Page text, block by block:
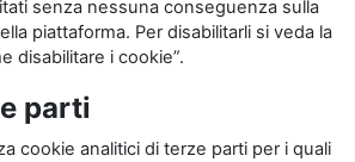
senza nessuna conseguenza sulla
piattaforma. Per disabilitarli si veda la
disabilitare i cookie”.
parti
cookie analitici di terze parti per i quali